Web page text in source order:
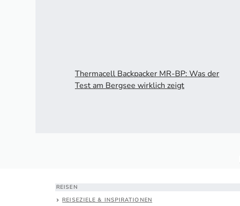
Thermacell Backpacker MR-BP: Was der
Test am Bergsee wirklich zeigt
REISEN
REISEZIELE & INSPIRATIONEN